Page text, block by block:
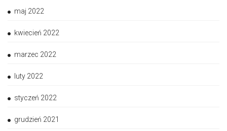
maj 2022
kwiecień 2022
marzec 2022
luty 2022
styczeń 2022
grudzień 2021